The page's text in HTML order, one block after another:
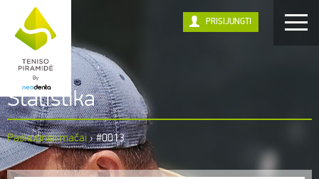
PRISIJUNGTI
Statistika
Paskutiniai mačai › #0013